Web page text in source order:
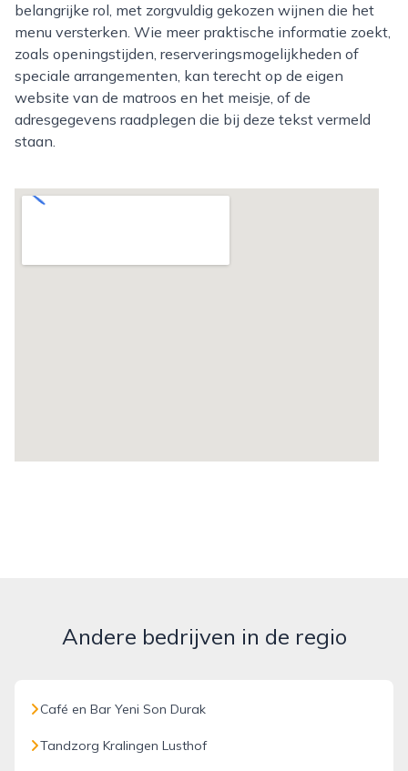
belangrijke rol, met zorgvuldig gekozen wijnen die het
menu versterken. Wie meer praktische informatie zoekt,
zoals openingstijden, reserveringsmogelijkheden of
speciale arrangementen, kan terecht op de eigen
website van de matroos en het meisje, of de
adresgegevens raadplegen die bij deze tekst vermeld
staan.
Andere bedrijven in de regio
Café en Bar Yeni Son Durak
Tandzorg Kralingen Lusthof